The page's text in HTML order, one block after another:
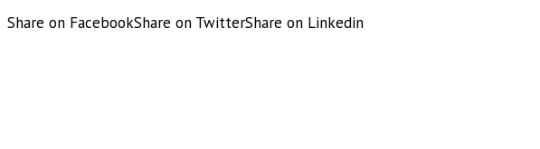
Share on FacebookShare on TwitterShare on Linkedin